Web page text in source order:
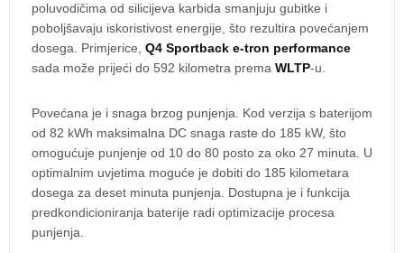
poluvodičima od silicijeva karbida smanjuju gubitke i
poboljšavaju iskoristivost energije, što rezultira povećanjem
dosega. Primjerice, Q4 Sportback e-tron performance
sada može prijeći do 592 kilometra prema WLTP-u.
Povećana je i snaga brzog punjenja. Kod verzija s baterijom
od 82 kWh maksimalna DC snaga raste do 185 kW, što
omogućuje punjenje od 10 do 80 posto za oko 27 minuta. U
optimalnim uvjetima moguće je dobiti do 185 kilometara
dosega za deset minuta punjenja. Dostupna je i funkcija
predkondicioniranja baterije radi optimizacije procesa
punjenja.